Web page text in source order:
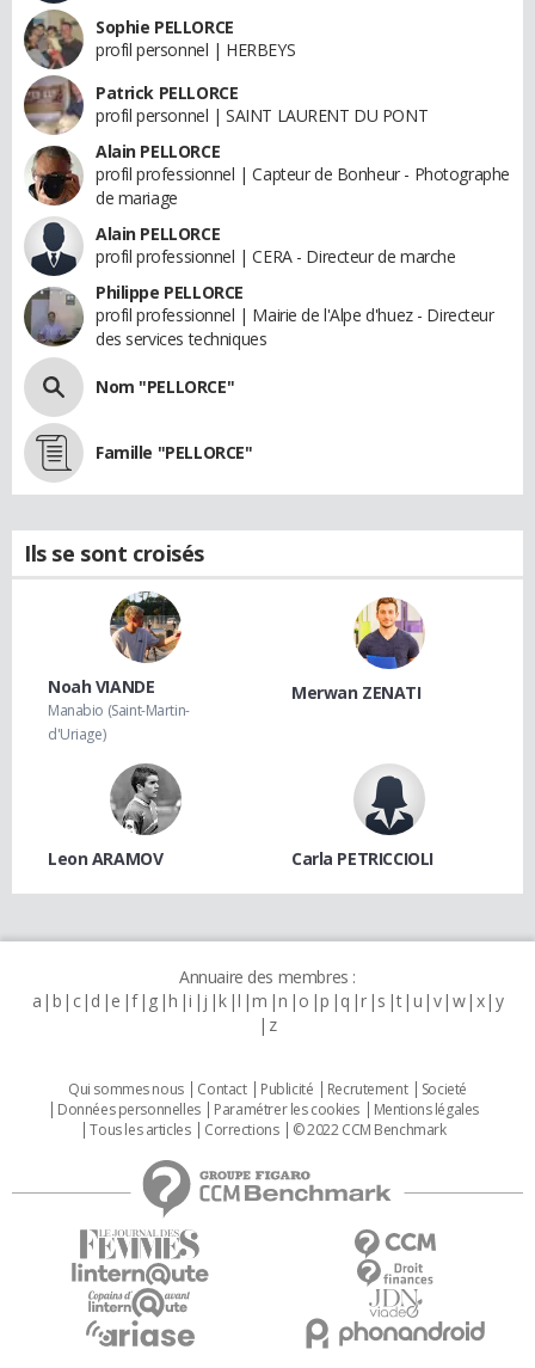
Sophie PELLORCE
profil personnel | HERBEYS
Patrick PELLORCE
profil personnel | SAINT LAURENT DU PONT
Alain PELLORCE
profil professionnel | Capteur de Bonheur - Photographe
de mariage
Alain PELLORCE
profil professionnel | CERA - Directeur de marche
Philippe PELLORCE
profil professionnel | Mairie de l'Alpe d'huez - Directeur
des services techniques
Nom "PELLORCE"
Famille "PELLORCE"
Ils se sont croisés
Noah VIANDE
Manabio (Saint-Martin-
d'Uriage)
Merwan ZENATI
Leon ARAMOV Carla PETRICCIOLI
Annuaire des membres :
a b c d e f g h i j k l m n o p q r s t u v w x y
z
Qui sommes nous Contact Publicité Recrutement
Societé
Données personnelles
Paramétrer les cookies
Mentions légales
Tous les articles
Corrections © 2022 CCM Benchmark